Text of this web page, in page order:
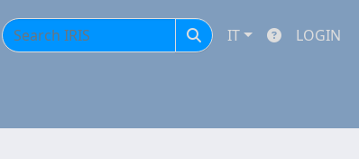
IT LOGIN